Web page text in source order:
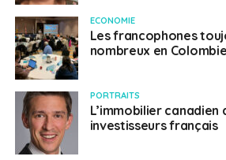
d’enseignement de la région de
entretien. Si tu es sélectionné par l’un
établissements, tu auras
directement avec un représentant
pour consolider ton projet d’études.
inscriptions se terminent le 13
>> INSCRIS-TOI DES MAINTENANT!
ECONOMIE
Les francophones
nombreux en
PORTRAITS
L’immobilier canadien
investisseurs français